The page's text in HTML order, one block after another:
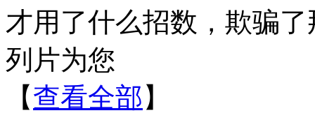
才用了什么招数，欺骗
列片为您
【查看全部 】